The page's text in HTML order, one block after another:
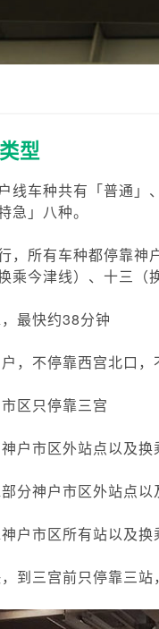
型
线车种共有「普通」
急」八种。
，所有车种都停靠神
乘今津线）、十三（
最快约38分钟
，不停靠西宫北口，
区只停靠三宫
户市区外站点以及换
分神户市区外站点以
户市区所有站以及
到三宫前只停靠三